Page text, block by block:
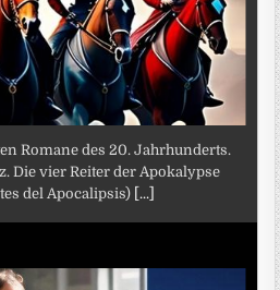
Romane des 20. Jahrhunderts.
Die vier Reiter der Apokalypse
del Apocalipsis) [...]